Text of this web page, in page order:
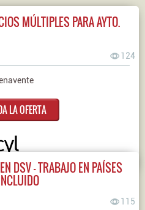
MÚLTIPLES PARA AYTO.
124
LA OFERTA
DSV - TRABAJO EN PAÍSES
115